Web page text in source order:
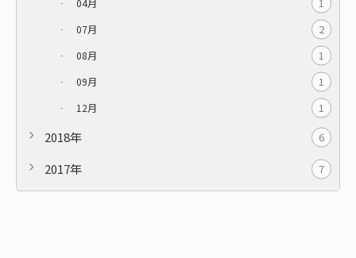
04月
07月 2
08月 1
09月 1
12月 1
2018年 6
2017年 7